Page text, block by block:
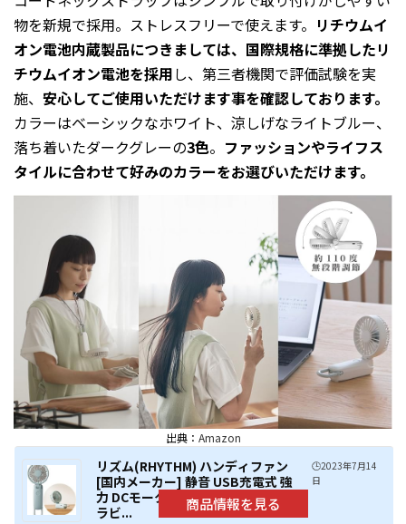
物を新規で採用。ストレスフリーで使えます。 リチウムイ
オン電池内蔵製品につきましては、国際規格に準拠したリ
チウムイオン電池を採用し、第三者機関で評価試験を実
施、 安心してご使用いただけます事を確認しております。
カラーはベーシックなホワイト、涼しげなライトブルー、
落ち着いたダークグレーの3色。 ファッションやライフス
タイルに合わせて好みのカラーをお選びいただけます。
出典： Amazon
リズム(RHYTHM) ハンディファン
[国内メーカー] 静音 USB充電式 強
力 DCモーター 2重反転ファン カ
ラビ...
🕒️2023年7月14
日